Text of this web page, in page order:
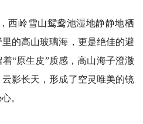
西岭雪山鸳鸯池湿地静静地栖
的高山玻璃海，更是绝佳的避
“原生皮”质感，高山海子澄澈
影长天，形成了空灵唯美的镜
。